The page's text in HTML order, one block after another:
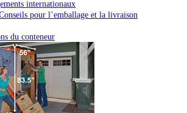
internationaux
pour l’emballage et la livraison
du conteneur